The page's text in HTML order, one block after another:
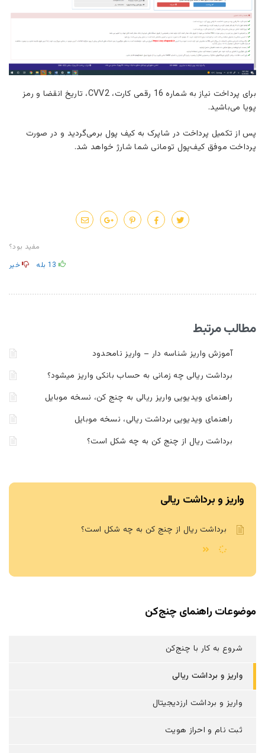
برای پرداخت نیاز به شماره 16 رقمی کارت، CVV2، تاریخ انقضا و رمز
پویا می‌باشید.
پس از تکمیل پرداخت در شاپرک به کیف پول برمی‌گردید و در صورت
پرداخت موفق کیف‌پول تومانی شما شارژ خواهد شد.
مفید بود؟
13 بله خیر
مطالب مرتبط
آموزش واریز شناسه دار – واریز نامحدود
برداشت ریالی چه زمانی به حساب بانکی واریز میشود؟
راهنمای ویدیویی واریز ریالی به چنج کن، نسخه موبایل
راهنمای ویدیویی برداشت ریالی، نسخه موبایل
برداشت ریال از چنج کن به چه شکل است؟
واریز و برداشت ریالی
برداشت ریال از چنج کن به چه شکل است؟
موضوعات راهنمای چنج‌کن
شروع به کار با چنج‌کن
واریز و برداشت ریالی
واریز و برداشت ارزدیجیتال
ثبت نام و احراز هویت